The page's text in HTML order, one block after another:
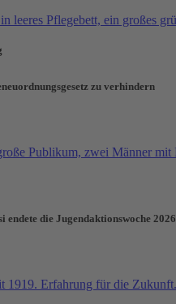
zu verhindern
endete die Jugendaktionswoche